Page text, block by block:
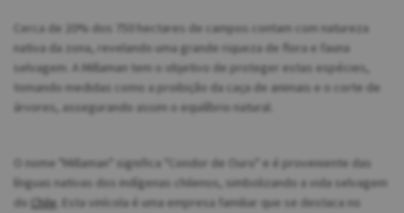
Cerca de 20% dos 750 hectares de campos contam com natureza
nativa da zona, revelando uma grande riqueza de flora e fauna
selvagem. A Millaman tem o objetivo de proteger estas espécies,
tomando medidas como a proibição da caça de animais e o corte de
árvores, assegurando assim o equilíbrio natural.
O nome "Millaman" significa "Condor de Ouro" e é proveniente das
línguas nativas dos indígenas chilenos, simbolizando a vida selvagem
do Chile . Esta vinícola é uma empresa familiar que se destaca no